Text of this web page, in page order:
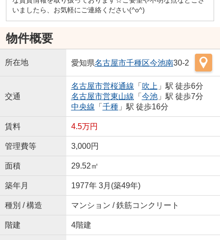
いましたら、お気軽にご連絡ください(^o^)
物件概要
所在地 愛知県名古屋市千種区今池南30-2
交通
名古屋市営桜通線 「 吹上」駅 徒歩6分
名古屋市営東山線 「 今池」駅 徒歩7分
中央線 「 千種」駅 徒歩16分
賃料 4.5万円
管理費等 3,000円
面積 29.52㎡
築年月 1977年 3月(築49年)
種別 / 構造 マンション / 鉄筋コンクリート
階建 4階建